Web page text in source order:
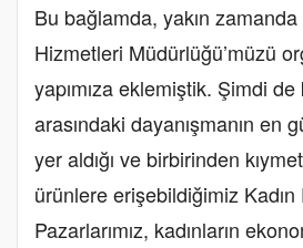
Bu bağlamda, yakın
Hizmetleri Müdürlüğü’müzü
yapımıza eklemiştik. Şimdi de
arasındaki dayanışmanın en
yer aldığı ve birbirinden
ürünlere erişebildiğimiz Kadın
Pazarlarımız, kadınların